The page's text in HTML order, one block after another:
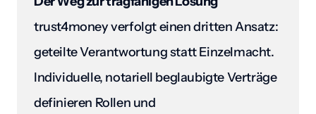
trust4money verfolgt einen dritten Ansatz:
geteilte Verantwortung statt Einzelmacht.
Individuelle, notariell beglaubigte Verträge
definieren Rollen und